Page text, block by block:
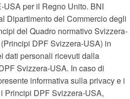
per il Regno Unito. BNI
Dipartimento del Commercio degli
del Quadro normativo Svizzera-
DPF Svizzera-USA) in
dati personali ricevuti dalla
Svizzera-USA. In caso di
informativa sulla privacy e i
Principi DPF Svizzera-USA,